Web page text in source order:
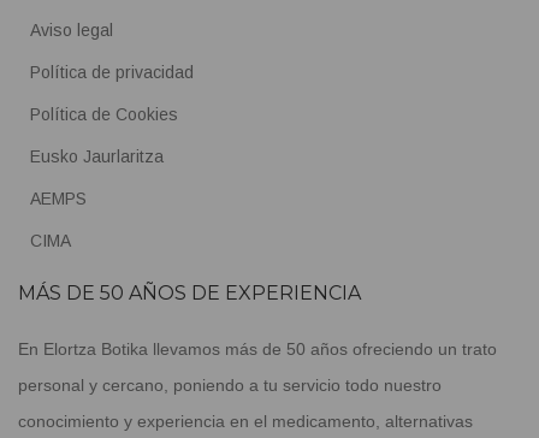
Aviso legal
Política de privacidad
Política de Cookies
Eusko Jaurlaritza
AEMPS
CIMA
MÁS DE 50 AÑOS DE EXPERIENCIA
En Elortza Botika llevamos más de 50 años ofreciendo un trato
personal y cercano, poniendo a tu servicio todo nuestro
conocimiento y experiencia en el medicamento, alternativas